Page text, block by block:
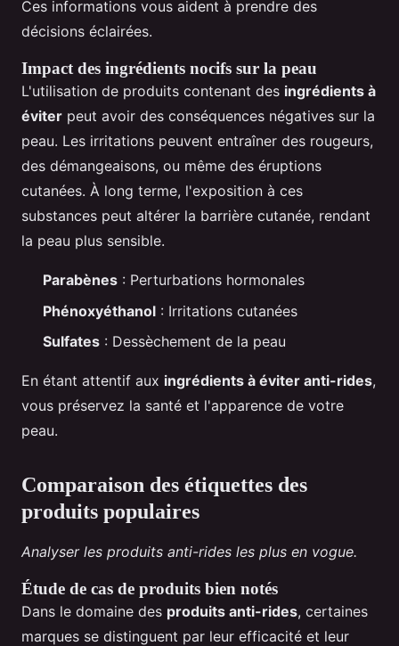
Ces informations vous aident à prendre des
décisions éclairées.
Impact des ingrédients nocifs sur la peau
L'utilisation de produits contenant des ingrédients à
éviter peut avoir des conséquences négatives sur la
peau. Les irritations peuvent entraîner des rougeurs,
des démangeaisons, ou même des éruptions
cutanées. À long terme, l'exposition à ces
substances peut altérer la barrière cutanée, rendant
la peau plus sensible.
Parabènes : Perturbations hormonales
Phénoxyéthanol : Irritations cutanées
Sulfates : Dessèchement de la peau
En étant attentif aux ingrédients à éviter anti-rides,
vous préservez la santé et l'apparence de votre
peau.
Comparaison des étiquettes des
produits populaires
Analyser les produits anti-rides les plus en vogue.
Étude de cas de produits bien notés
Dans le domaine des produits anti-rides, certaines
marques se distinguent par leur efficacité et leur